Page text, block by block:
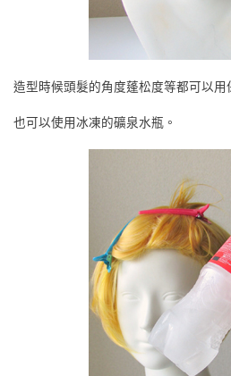
造型時候頭髮的角度蓬松度等都可以用
也可以使用冰凍的礦泉水瓶。